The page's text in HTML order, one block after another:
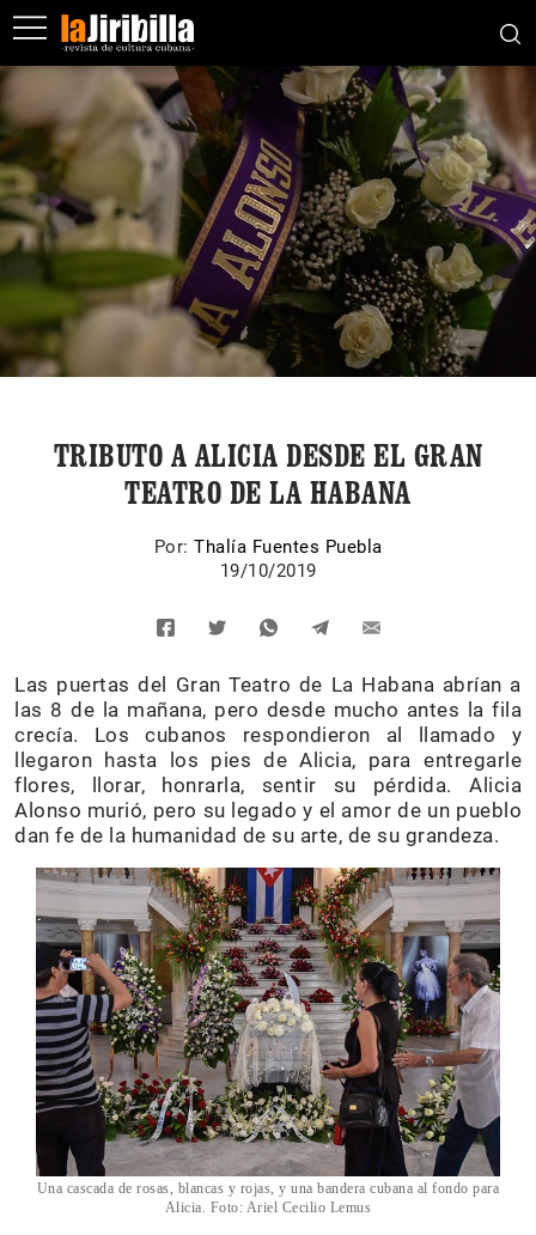
TRIBUTO A ALICIA DESDE EL GRAN
TEATRO DE LA HABANA
Por: Thalía Fuentes Puebla
19/10/2019
Las puertas del Gran Teatro de La Habana abrían a
las 8 de la mañana, pero desde mucho antes la fila
crecía. Los cubanos respondieron al llamado y
llegaron hasta los pies de Alicia, para entregarle
flores, llorar, honrarla, sentir su pérdida. Alicia
Alonso murió, pero su legado y el amor de un pueblo
dan fe de la humanidad de su arte, de su grandeza.
Una cascada de rosas, blancas y rojas, y una bandera cubana al fondo para
Alicia. Foto: Ariel Cecilio Lemus